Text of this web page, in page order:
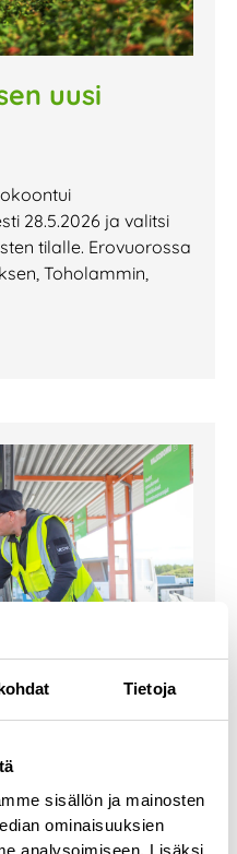
Tietoja
sisällön ja mainosten
ominaisuuksien
analysoimiseen. Lisäksi
uusi
28.5.2026 ja valitsi
tilalle. Erovuorossa
Toholammin,